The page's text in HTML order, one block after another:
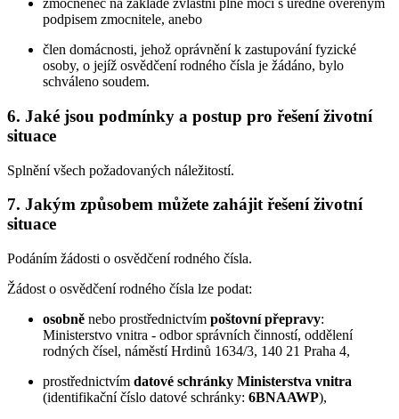
zmocněnec na základě zvláštní plné moci s úředně ověřeným
podpisem zmocnitele, anebo
člen domácnosti, jehož oprávnění k zastupování fyzické
osoby, o jejíž osvědčení rodného čísla je žádáno, bylo
schváleno soudem.
6. Jaké jsou podmínky a postup pro řešení životní
situace
Splnění všech požadovaných náležitostí.
7. Jakým způsobem můžete zahájit řešení životní
situace
Podáním žádosti o osvědčení rodného čísla.
Žádost o osvědčení rodného čísla lze podat:
osobně nebo prostřednictvím poštovní přepravy:
Ministerstvo vnitra - odbor správních činností, oddělení
rodných čísel, náměstí Hrdinů 1634/3, 140 21 Praha 4,
prostřednictvím datové schránky Ministerstva vnitra
(identifikační číslo datové schránky: 6BNAAWP),